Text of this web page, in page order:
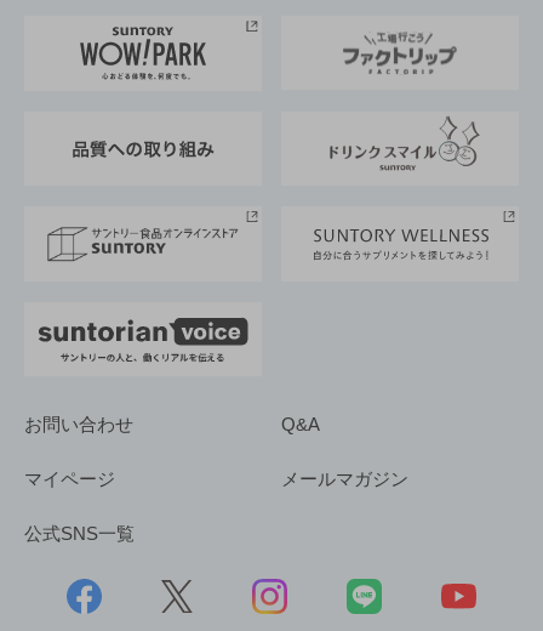
地域情報
サントリーサンバーズ大阪
サントリーが考えるサステナビリティ経営
企業概要
採用情報
お問い合わせ Q&A
マイページ メールマガジン
公式SNS一覧